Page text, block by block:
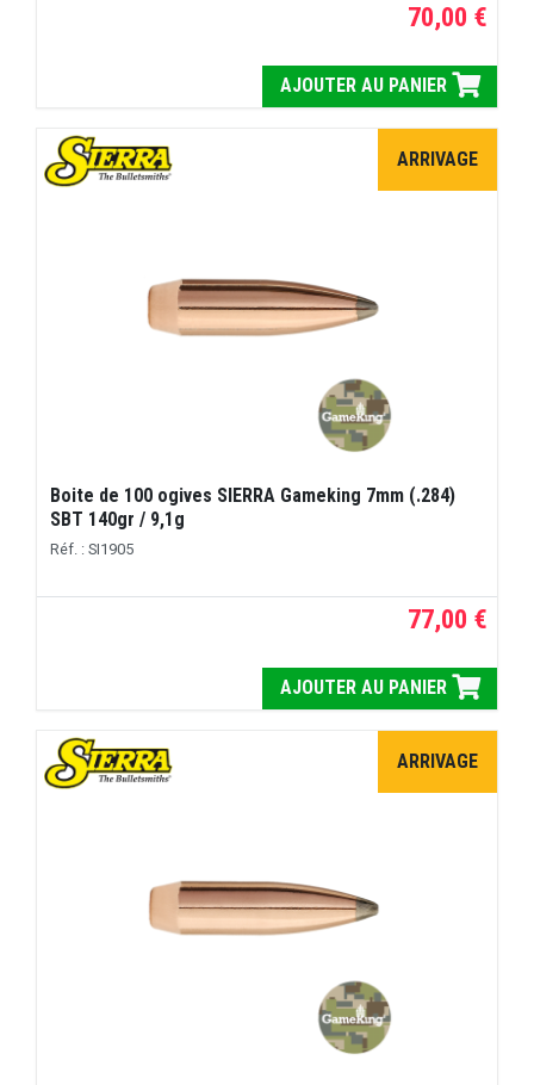
70,00 €
AJOUTER AU PANIER
ARRIVAGE
Boite de 100 ogives SIERRA Gameking 7mm (.284)
SBT 140gr / 9,1g
Réf. : SI1905
77,00 €
AJOUTER AU PANIER
ARRIVAGE